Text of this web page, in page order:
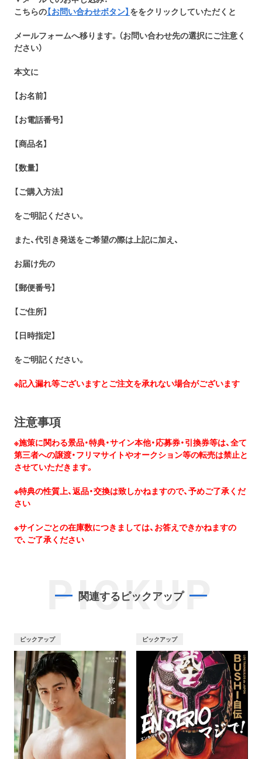
こちらの【お問い合わせボタン】 ををクリックしていただくと
メールフォームへ移ります。（お問い合わせ先の選択にご注意く
ださい）
本文に
【お名前】
【お電話番号】
【商品名】
【数量】
【ご購入方法】
をご明記ください。
また、代引き発送をご希望の際は上記に加え、
お届け先の
【郵便番号】
【ご住所】
【日時指定】
をご明記ください。
※記入漏れ等ございますとご注文を承れない場合がございます
注意事項
※施策に関わる景品・特典・サイン本他・応募券・引換券等は、全て
第三者への譲渡・フリマサイトやオークション等の転売は禁止と
させていただきます。
※特典の性質上、返品・交換は致しかねますので、予めご了承くだ
さい
※サインごとの在庫数につきましては、お答えできかねますの
で、ご了承ください
PICKUP
関連するピックアップ
ピックアップ ピックアップ